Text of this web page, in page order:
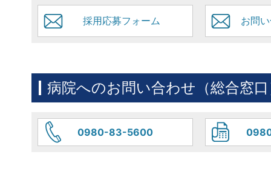
採用応募フォーム お問
病院へのお問い合わせ（総合窓口
0980-83-5600